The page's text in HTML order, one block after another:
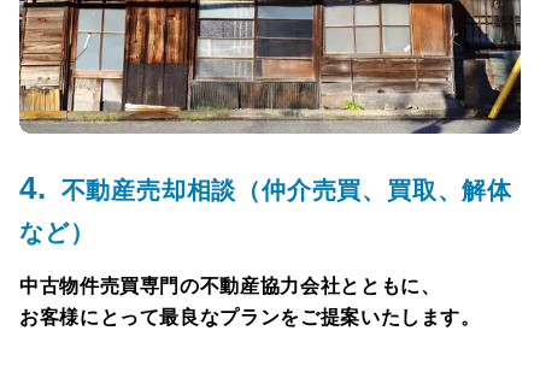
4.
不動産売却相談（仲介売買、買取、解体
など）
中古物件売買専門の不動産協力会社とともに、
お客様にとって最良なプランをご提案いたします。